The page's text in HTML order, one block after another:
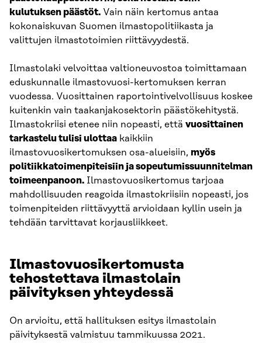
kulutuksen päästöt. Vain näin kertomus antaa
kokonaiskuvan Suomen ilmastopolitiikasta ja
valittujen ilmastotoimien riittävyydestä.
Ilmastolaki velvoittaa valtioneuvostoa toimittamaan
eduskunnalle ilmastovuosi-kertomuksen kerran
vuodessa. Vuosittainen raportointivelvollisuus koskee
kuitenkin vain taakanjakosektorin päästökehitystä.
Ilmastokriisi etenee niin nopeasti, että vuosittainen
tarkastelu tulisi ulottaa kaikkiin
ilmastovuosikertomuksen osa-alueisiin, myös
politiikkatoimenpiteisiin ja sopeutumissuunnitelman
toimeenpanoon. Ilmastovuosikertomus tarjoaa
mahdollisuuden reagoida ilmastokriisiin nopeasti, jos
toimenpiteiden riittävyyttä arvioidaan kyllin usein ja
tehdään tarvittavat korjausliikkeet.
Ilmastovuosikertomusta
tehostettava ilmastolain
päivityksen yhteydessä
On arvioitu, että hallituksen esitys ilmastolain
päivityksestä valmistuu tammikuussa 2021.